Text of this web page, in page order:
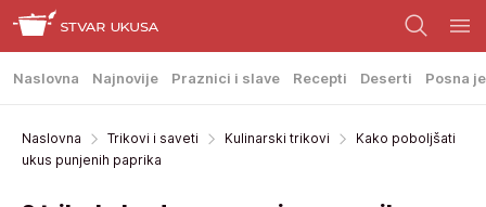
Naslovna Najnovije Praznici i slave Recepti Deserti Posna
Naslovna Trikovi i saveti Kulinarski trikovi
Kako poboljšati
ukus punjenih paprika